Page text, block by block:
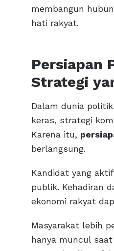
membangun
hati rakyat.
Persiapan
Strategi
Dalam dunia
keras, strategi
Karena itu,
berlangsung.
Kandidat yang
publik. Kehadiran
ekonomi rakyat
Masyarakat lebih
hanya muncul